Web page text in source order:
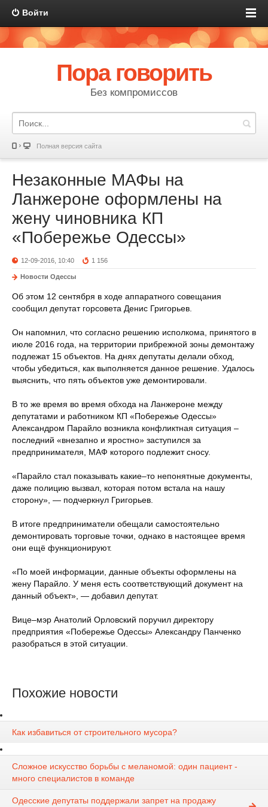
Войти
Пора говорить
Без компромиссов
Полная версия сайта
Незаконные МАФы на
Ланжероне оформлены на
жену чиновника КП
«Побережье Одессы»
12-09-2016, 10:40 1 156
Новости Одессы
Об этом 12 сентября в ходе аппаратного совещания
сообщил депутат горсовета Денис Григорьев.
Он напомнил, что согласно решению исполкома, принятого в
июле 2016 года, на территории прибрежной зоны демонтажу
подлежат 15 объектов. На днях депутаты делали обход,
чтобы убедиться, как выполняется данное решение. Удалось
выяснить, что пять объектов уже демонтировали.
В то же время во время обхода на Ланжероне между
депутатами и работником КП «Побережье Одессы»
Александром Парайло возникла конфликтная ситуация –
последний «внезапно и яростно» заступился за
предпринимателя, МАФ которого подлежит сносу.
«Парайло стал показывать какие–то непонятные документы,
даже полицию вызвал, которая потом встала на нашу
сторону», — подчеркнул Григорьев.
В итоге предприниматели обещали самостоятельно
демонтировать торговые точки, однако в настоящее время
они ещё функционируют.
«По моей информации, данные объекты оформлены на
жену Парайло. У меня есть соответствующий документ на
данный объект», — добавил депутат.
Вице–мэр Анатолий Орловский поручил директору
предприятия «Побережье Одессы» Александру Панченко
разобраться в этой ситуации.
Похожие новости
Как избавиться от строительного мусора?
Сложное искусство борьбы с меланомой: один пациент -
много специалистов в команде
Одесские депутаты поддержали запрет на продажу